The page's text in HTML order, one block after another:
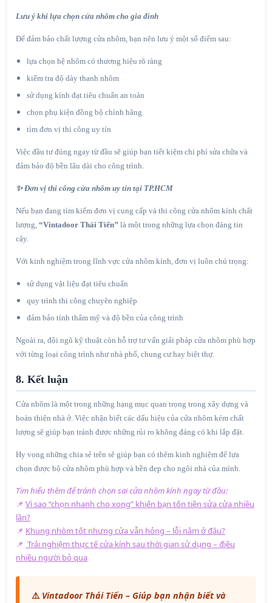
Lưu ý khi lựa chọn cửa nhôm cho gia đình
Để đảm bảo chất lượng cửa nhôm, bạn nên lưu ý một số điểm sau:
lựa chọn hệ nhôm có thương hiệu rõ ràng
kiểm tra độ dày thanh nhôm
sử dụng kính đạt tiêu chuẩn an toàn
chọn phụ kiện đồng bộ chính hãng
tìm đơn vị thi công uy tín
Việc đầu tư đúng ngay từ đầu sẽ giúp bạn tiết kiệm chi phí sửa chữa và
đảm bảo độ bền lâu dài cho công trình.
✨ Đơn vị thi công cửa nhôm uy tín tại TP.HCM
Nếu bạn đang tìm kiếm đơn vị cung cấp và thi công cửa nhôm kính chất
lượng, “Vintadoor Thái Tiến’’ là một trong những lựa chọn đáng tin
cậy.
Với kinh nghiệm trong lĩnh vực cửa nhôm kính, đơn vị luôn chú trọng:
sử dụng vật liệu đạt tiêu chuẩn
quy trình thi công chuyên nghiệp
đảm bảo tính thẩm mỹ và độ bền của công trình
Ngoài ra, đội ngũ kỹ thuật còn hỗ trợ tư vấn giải pháp cửa nhôm phù hợp
với từng loại công trình như nhà phố, chung cư hay biệt thự.
8. Kết luận
Cửa nhôm là một trong những hạng mục quan trọng trong xây dựng và
hoàn thiện nhà ở. Việc nhận biết các dấu hiệu của cửa nhôm kém chất
lượng sẽ giúp bạn tránh được những rủi ro không đáng có khi lắp đặt.
Hy vọng những chia sẻ trên sẽ giúp bạn có thêm kinh nghiệm để lựa
chọn được bộ cửa nhôm phù hợp và bền đẹp cho ngôi nhà của mình.
Tìm hiểu thêm để tránh chọn sai cửa nhôm kính ngay từ đầu:
📌 Vì sao “chọn nhanh cho xong” khiến bạn tốn tiền sửa cửa nhiều
lần?
📌 Khung nhôm tốt nhưng cửa vẫn hỏng – lỗi nằm ở đâu?
📌 Trải nghiệm thực tế cửa kính sau thời gian sử dụng – điều
nhiều người bỏ qua
⚠️ Vintadoor Thái Tiến – Giúp bạn nhận biết và